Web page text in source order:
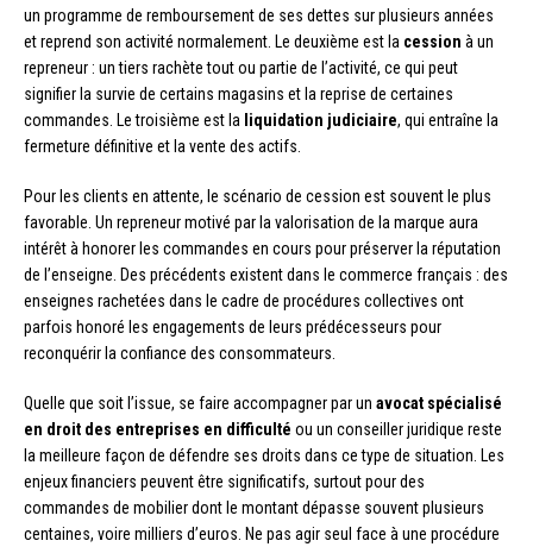
un programme de remboursement de ses dettes sur plusieurs années
et reprend son activité normalement. Le deuxième est la cession à un
repreneur : un tiers rachète tout ou partie de l’activité, ce qui peut
signifier la survie de certains magasins et la reprise de certaines
commandes. Le troisième est la liquidation judiciaire, qui entraîne la
fermeture définitive et la vente des actifs.
Pour les clients en attente, le scénario de cession est souvent le plus
favorable. Un repreneur motivé par la valorisation de la marque aura
intérêt à honorer les commandes en cours pour préserver la réputation
de l’enseigne. Des précédents existent dans le commerce français : des
enseignes rachetées dans le cadre de procédures collectives ont
parfois honoré les engagements de leurs prédécesseurs pour
reconquérir la confiance des consommateurs.
Quelle que soit l’issue, se faire accompagner par un avocat spécialisé
en droit des entreprises en difficulté ou un conseiller juridique reste
la meilleure façon de défendre ses droits dans ce type de situation. Les
enjeux financiers peuvent être significatifs, surtout pour des
commandes de mobilier dont le montant dépasse souvent plusieurs
centaines, voire milliers d’euros. Ne pas agir seul face à une procédure